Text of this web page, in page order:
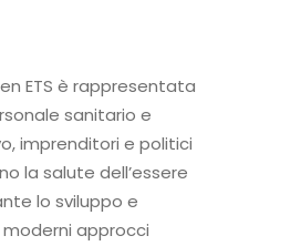
ETS è rappresentata
sanitario e
imprenditori e politici
la salute dell’essere
lo sviluppo e
approcci